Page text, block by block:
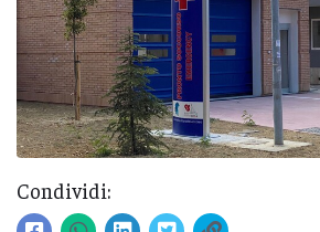
Condividi: